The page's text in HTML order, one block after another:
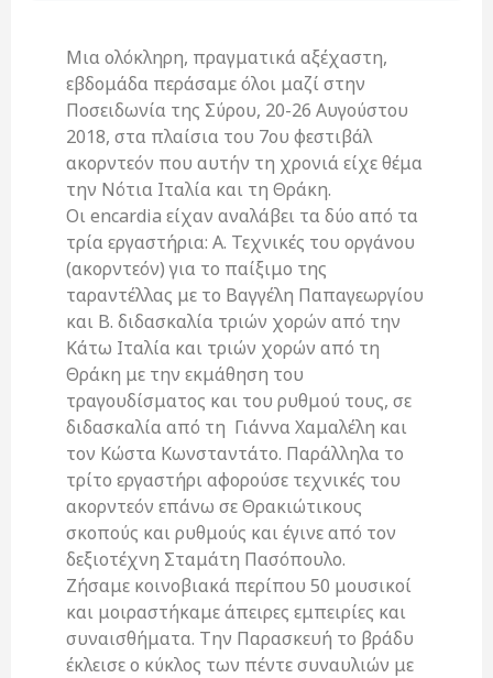
Μια ολόκληρη, πραγματικά αξέχαστη,
εβδομάδα περάσαμε όλοι μαζί στην
Ποσειδωνία της Σύρου, 20-26 Αυγούστου
2018, στα πλαίσια του 7ου φεστιβάλ
ακορντεόν που αυτήν τη χρονιά είχε θέμα
την Νότια Ιταλία και τη Θράκη.
Οι encardia είχαν αναλάβει τα δύο από τα
τρία εργαστήρια: Α. Τεχνικές του οργάνου
(ακορντεόν) για το παίξιμο της
ταραντέλλας με το Βαγγέλη Παπαγεωργίου
και Β. διδασκαλία τριών χορών από την
Κάτω Ιταλία και τριών χορών από τη
Θράκη με την εκμάθηση του
τραγουδίσματος και του ρυθμού τους, σε
διδασκαλία από τη Γιάννα Χαμαλέλη και
τον Κώστα Κωνσταντάτο. Παράλληλα το
τρίτο εργαστήρι αφορούσε τεχνικές του
ακορντεόν επάνω σε Θρακιώτικους
σκοπούς και ρυθμούς και έγινε από τον
δεξιοτέχνη Σταμάτη Πασόπουλο.
Ζήσαμε κοινοβιακά περίπου 50 μουσικοί
και μοιραστήκαμε άπειρες εμπειρίες και
συναισθήματα. Την Παρασκευή το βράδυ
έκλεισε ο κύκλος των πέντε συναυλιών με